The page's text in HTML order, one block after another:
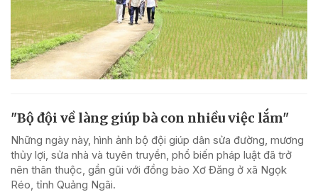
"Bộ đội về làng giúp bà con nhiều việc lắm"
Những ngày này, hình ảnh bộ đội giúp dân sửa đường, mương
thủy lợi, sửa nhà và tuyên truyền, phổ biến pháp luật đã trở
nên thân thuộc, gần gũi với đồng bào Xơ Đăng ở xã Ngọk
Réo, tỉnh Quảng Ngãi.